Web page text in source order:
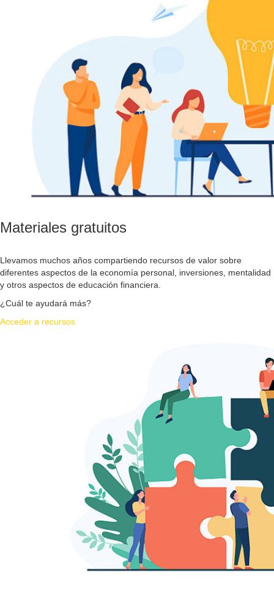
Materiales gratuitos
Llevamos muchos años compartiendo recursos de valor sobre
diferentes aspectos de la economía personal, inversiones, mentalidad
y otros aspectos de educación financiera.
¿Cuál te ayudará más?
Acceder a recursos